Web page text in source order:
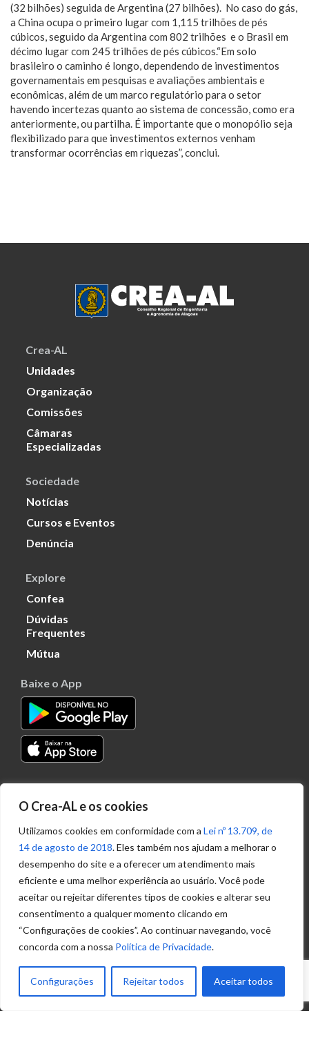
O Crea-AL e os cookies
Utilizamos cookies em conformidade com a Lei nº 13.709, de
14 de agosto de 2018. Eles também nos ajudam a melhorar o
desempenho do site e a oferecer um atendimento mais
eficiente e uma melhor experiência ao usuário. Você pode
aceitar ou rejeitar diferentes tipos de cookies e alterar seu
consentimento a qualquer momento clicando em
“Configurações de cookies”. Ao continuar navegando, você
concorda com a nossa Política de Privacidade.
Configurações Rejeitar todos Aceitar todos
(32 bilhões) seguida de Argentina (27 bilhões). No caso do gás,
a China ocupa o primeiro lugar com 1,115 trilhões de pés
cúbicos, seguido da Argentina com 802 trilhões e o Brasil em
décimo lugar com 245 trilhões de pés cúbicos.“Em solo
brasileiro o caminho é longo, dependendo de investimentos
governamentais em pesquisas e avaliações ambientais e
econômicas, além de um marco regulatório para o setor
havendo incertezas quanto ao sistema de concessão, como era
anteriormente, ou partilha. É importante que o monopólio seja
flexibilizado para que investimentos externos venham
transformar ocorrências em riquezas”, conclui.
Crea-AL
Unidades
Organização
Comissões
Câmaras
Especializadas
Sociedade
Notícias
Cursos e Eventos
Denúncia
Explore
Confea
Dúvidas
Frequentes
Mútua
Baixe o App
Transparência
Portal
Acesso à
Informação
Política de
Privacidade de
Ouvidoria
(82) 2123 0864
ouvidoria@crea-al.org.br